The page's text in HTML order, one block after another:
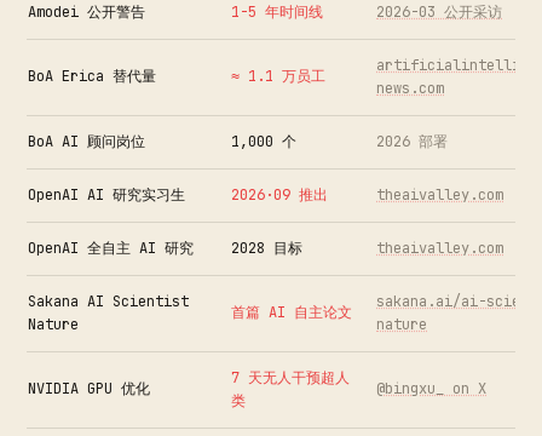
Amodei 公开警告 1-5 年时间线 2026-03 公开采访
BoA Erica 替代量 ≈ 1.1 万员工
news.com
BoA AI 顾问岗位 1,000 个 2026 部署
OpenAI AI 研究实习生 2026·09 推出 theaivalley.com
OpenAI 全自主 AI 研究 2028 目标 theaivalley.com
Sakana AI Scientist
Nature
首篇 AI 自主论文
sakana.ai/ai-
nature
NVIDIA GPU 优化
7 天无人干预超人
类
@bingxu_ on X